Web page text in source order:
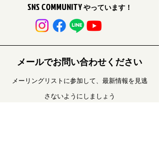
SNS COMMUNITYやっています！
メールでお問い合わせください
メーリングリストに参加して、最新情報を見逃
さないようにしましょう